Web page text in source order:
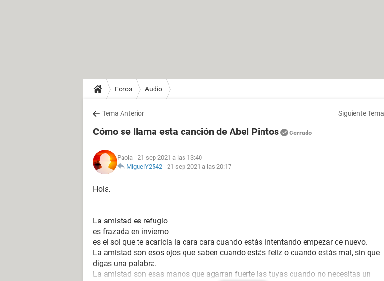
Foros Audio
Tema Anterior Siguiente Tema
Cómo se llama esta canción de Abel Pintos Cerrado
Paola - 21 sep 2021 a las 13:40
MiguelY2542 - 21 sep 2021 a las 20:17
Hola,
La amistad es refugio
es frazada en invierno
es el sol que te acaricia la cara cara cuando estás intentando empezar de nuevo.
La amistad son esos ojos que saben cuando estás feliz o cuando estás mal, sin que
digas una palabra.
La amistad son esas manos que agarran fuerte las tuyas cuando no necesitas un